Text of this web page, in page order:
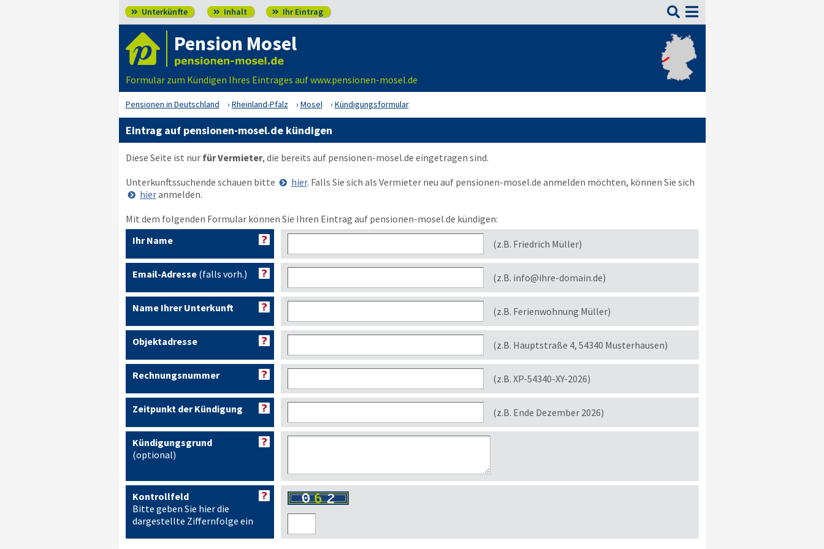
 Unterkünfte  Inhalt  Ihr Eintrag 
Pension Mosel
Formular zum Kündigen Ihres Eintrages auf www.pensionen-mosel.de
Pensionen in Deutschland Rheinland-Pfalz Mosel Kündigungsformular
Eintrag auf pensionen-mosel.de kündigen
Diese Seite ist nur für Vermieter, die bereits auf pensionen-mosel.de eingetragen sind.
Unterkunftssuchende schauen bitte
hier. Falls Sie sich als Vermieter neu auf pensionen-mosel.de anmelden möchten, können Sie sich
hieranmelden.
Mit dem folgenden Formular können Sie Ihren Eintrag auf pensionen-mosel.de kündigen:
Ihr Name
(z.B. Friedrich Müller)
Email-Adresse(falls vorh.) (z.B. info@ihre-domain.de)
Name Ihrer Unterkunft (z.B. Ferienwohnung Müller)
Objektadresse (z.B. Hauptstraße 4, 54340 Musterhausen)
Rechnungsnummer (z.B. XP-54340-XY-2026)
Zeitpunkt der Kündigung (z.B. Ende Dezember 2026)
Kündigungsgrund
(optional)
Kontrollfeld
Bitte geben Sie hier die
dargestellte Ziffernfolge ein